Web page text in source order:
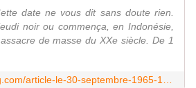
date ne vous dit sans doute rien.
noir ou commença, en Indonésie,
de masse du XXe siècle. De 1